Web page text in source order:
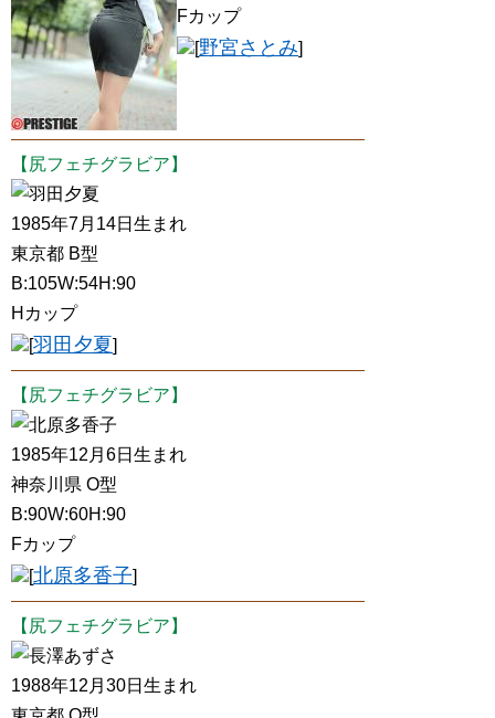
Fカップ
[野宮さとみ]
【尻フェチグラビア】
羽田夕夏
1985年7月14日生まれ
東京都 B型
B:105W:54H:90
Hカップ
[羽田夕夏]
【尻フェチグラビア】
北原多香子
1985年12月6日生まれ
神奈川県 O型
B:90W:60H:90
Fカップ
[北原多香子]
【尻フェチグラビア】
長澤あずさ
1988年12月30日生まれ